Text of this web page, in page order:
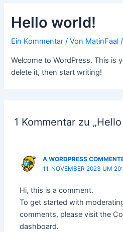
Hello world!
Ein Kommentar / Von MatinFaal
Welcome to WordPress. This is
delete it, then start writing!
1 Kommentar zu
A WORDPRESS
11. NOVEMBER 2023 UM
Hi, this is a comment.
To get started with
comments, please visit the
dashboard.